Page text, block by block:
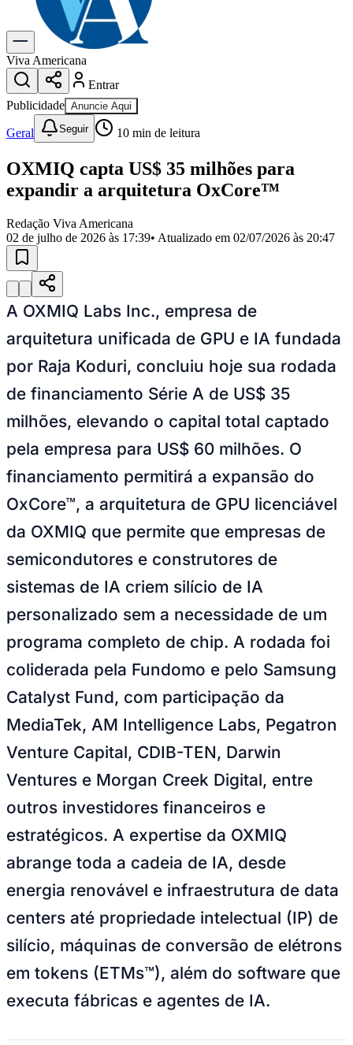
Gastronomia
Cinema & Shows
Para Sua Empresa
Anuncie no Portal
Cadastrar Empresa
Divulgar VagasNovo
Publicidade Legal
Eleições
Segurança
Saúde
Meio Ambiente
Obras
Bairros de Americana
CentroJardim Girassol
Namorados
Jardim São Paulo Parque UniversitárioAntônio
Zanaga
PaulistanoQuilombo
Anuncie no Portal
Guia de Empresas
Publicidade Legal
Hub de Negócios
Selo Verificado
Agenda de Vestibulares
Concursos
Panorama Econômico
Panorama Econômico
Para Sua Empresa
Anuncie no Portal
Verificar Empresa
Anunciar Vagas Novo
NBA
NFL
UFC
MLB
Atletismo
NBB
Competições de Futebol
Brasileirão Série A
Paulistão
Libertadores
Sul-Americana
Copa América
Champions League
Premier League
Viva Americana
Entrar
Publicidade Anuncie Aqui
Geral Seguir 10 min de leitura
OXMIQ capta US$ 35 milhões para
expandir a arquitetura OxCore™
Redação Viva Americana
02 de julho de 2026 às 17:39• Atualizado em 02/07/2026 às 20:47
A OXMIQ Labs Inc., empresa de
arquitetura unificada de GPU e IA fundada
por Raja Koduri, concluiu hoje sua rodada
de financiamento Série A de US$ 35
milhões, elevando o capital total captado
pela empresa para US$ 60 milhões. O
financiamento permitirá a expansão do
OxCore™, a arquitetura de GPU licenciável
da OXMIQ que permite que empresas de
semicondutores e construtores de
sistemas de IA criem silício de IA
personalizado sem a necessidade de um
programa completo de chip. A rodada foi
coliderada pela Fundomo e pelo Samsung
Catalyst Fund, com participação da
MediaTek, AM Intelligence Labs, Pegatron
Venture Capital, CDIB-TEN, Darwin
Ventures e Morgan Creek Digital, entre
outros investidores financeiros e
estratégicos. A expertise da OXMIQ
abrange toda a cadeia de IA, desde
energia renovável e infraestrutura de data
centers até propriedade intelectual (IP) de
silício, máquinas de conversão de elétrons
em tokens (ETMs™), além do software que
executa fábricas e agentes de IA.